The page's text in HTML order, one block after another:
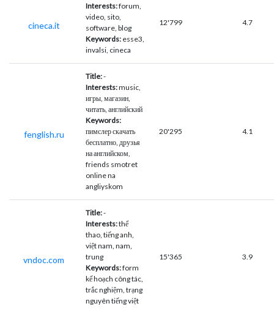
cineca.it
Interests:forum,
video, sito,
software, blog
Keywords: esse3,
invalsi, cineca
12'799 4.7
fenglish.ru
Title:-
Interests:music,
игры, магазин,
читать, английский
Keywords:
пимслер скачать
бесплатно, друзья
на английском,
friends smotret
online na
angliyskom
20'295 4.1
vndoc.com
Title:-
Interests:thể
thao, tiếng anh,
việt nam, nam,
trung
Keywords:form
kế hoạch công tác,
trắc nghiệm, trạng
nguyên tiếng việt
15'365 3.9